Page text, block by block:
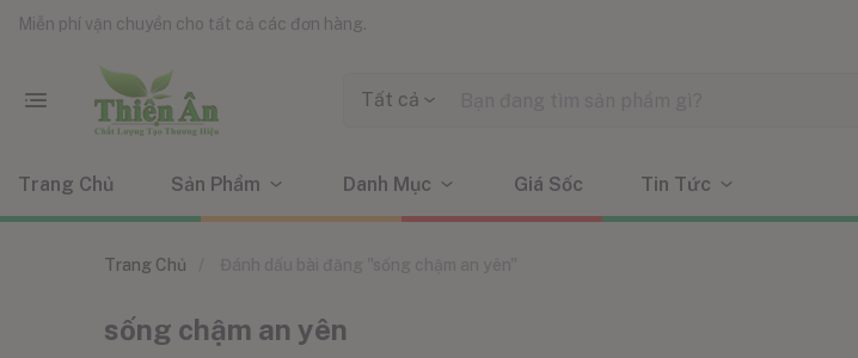
Miễn phí vận chuyển cho tất cả các đơn hàng.
Tất cả
Trang Chủ Sản Phẩm Danh Mục Giá Sốc Tin Tức
Trang Chủ
sống chậm an yên